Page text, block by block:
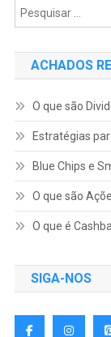
ACHADOS
O que são
Estratégias
Blue Chips e
O que são
O que é
SIGA-NOS